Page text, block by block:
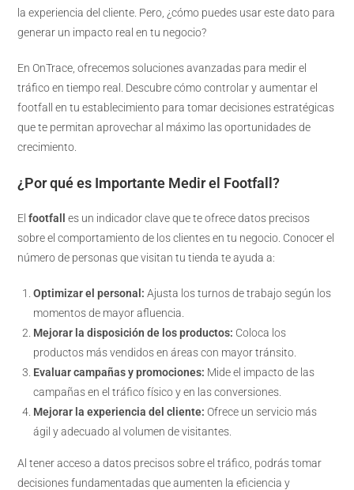
la experiencia del cliente. Pero, ¿cómo puedes usar este dato para
generar un impacto real en tu negocio?
En OnTrace, ofrecemos soluciones avanzadas para medir el
tráfico en tiempo real. Descubre cómo controlar y aumentar el
footfall en tu establecimiento para tomar decisiones estratégicas
que te permitan aprovechar al máximo las oportunidades de
crecimiento.
¿Por qué es Importante Medir el Footfall?
Elfootfall
es un indicador clave que te ofrece datos precisos
sobre el comportamiento de los clientes en tu negocio. Conocer el
número de personas que visitan tu tienda te ayuda a:
Optimizar el personal: Ajusta los turnos de trabajo según los
momentos de mayor afluencia.
Mejorar la disposición de los productos: Coloca los
productos más vendidos en áreas con mayor tránsito.
Evaluar campañas y promociones: Mide el impacto de las
campañas en el tráfico físico y en las conversiones.
Mejorar la experiencia del cliente: Ofrece un servicio más
ágil y adecuado al volumen de visitantes.
Al tener acceso a datos precisos sobre el tráfico, podrás tomar
decisiones fundamentadas que aumenten la eficiencia y